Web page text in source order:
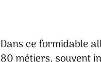
Dans ce formidable
80 métiers, souvent